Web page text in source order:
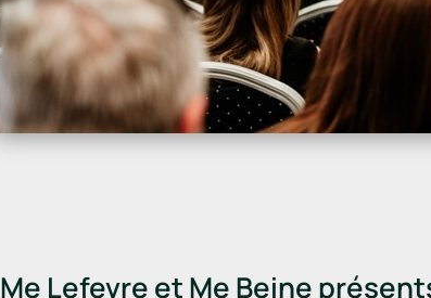
Me Lefevre et Me Beine